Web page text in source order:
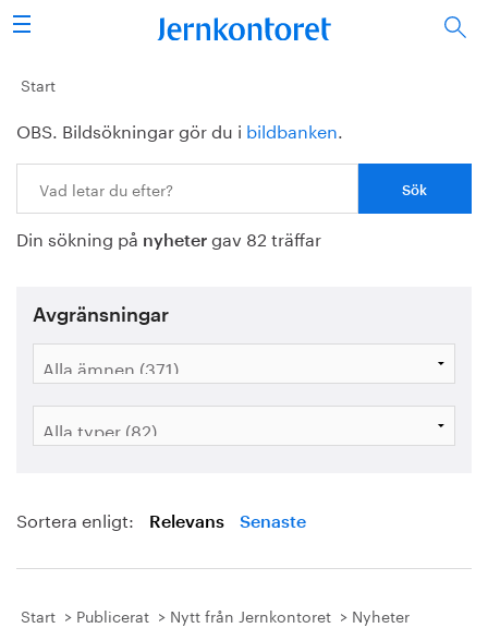
Sök
Stålindustrin
Vision 2050
Forskning/utbildning
Energi/miljö
Vi tycker
Bildbank
Start
OBS. Bildsökningar gör du i bildbanken.
Din sökning på nyheter gav 82 träffar
Avgränsningar
Sortera enligt: Relevans Senaste
Start Publicerat Nytt från Jernkontoret Nyheter